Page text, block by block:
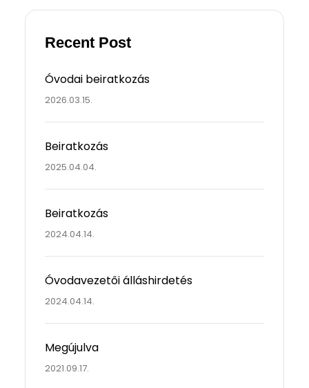
Recent Post
Óvodai beiratkozás
2026.03.15.
Beiratkozás
2025.04.04.
Beiratkozás
2024.04.14.
Óvodavezetői álláshirdetés
2024.04.14.
Megújulva
2021.09.17.